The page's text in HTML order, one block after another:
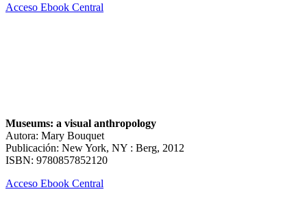
Acceso Ebook Central
Museums: a visual anthropology
Autora: Mary Bouquet
Publicación: New York, NY : Berg, 2012
ISBN: 9780857852120
Acceso Ebook Central